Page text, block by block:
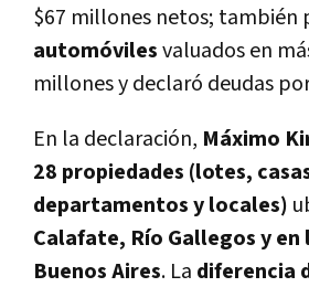
$67 millones netos; también
automóvilesvaluados en
millones y declaró deudas
En la declaración, Máximo
28 propiedades (lotes,
departamentos y locales)
Calafate, Río Gallegos y en
Buenos Aires. La diferencia